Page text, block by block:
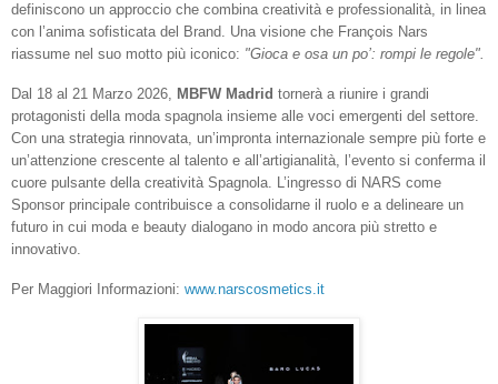
definiscono un approccio che combina creatività e professionalità, in linea
con l’anima sofisticata del Brand. Una visione che François Nars
riassume nel suo motto più iconico: "Gioca e osa un po’: rompi le regole".
Dal 18 al 21 Marzo 2026, MBFW Madrid tornerà a riunire i grandi
protagonisti della moda spagnola insieme alle voci emergenti del settore.
Con una strategia rinnovata, un’impronta internazionale sempre più forte e
un’attenzione crescente al talento e all’artigianalità, l’evento si conferma il
cuore pulsante della creatività Spagnola. L’ingresso di NARS come
Sponsor principale contribuisce a consolidarne il ruolo e a delineare un
futuro in cui moda e beauty dialogano in modo ancora più stretto e
innovativo.
Per Maggiori Informazioni: www.narscosmetics.it